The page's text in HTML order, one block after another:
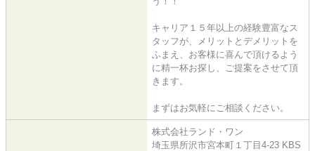
キャリア１５年以上の経験豊富なス
タッフが、メリットとデメリットを
ふまえ、お客様に喜んで頂けるよう
に精一杯お探し、ご提案をさせて頂
きます。
まずはお気軽にご相談ください。
株式会社ランド・ワン
埼玉県所沢市宮本町１丁目4-23 KBS